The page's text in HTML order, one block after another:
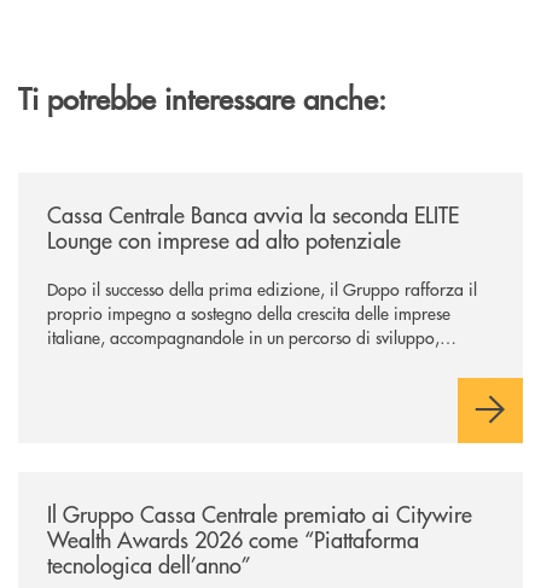
Ti potrebbe interessare anche:
Cassa Centrale Banca avvia la seconda ELITE
Lounge con imprese ad alto potenziale
Dopo il successo della prima edizione, il Gruppo rafforza il
proprio impegno a sostegno della crescita delle imprese
italiane, accompagnandole in un percorso di sviluppo,
Il Gruppo Cassa Centrale premiato ai Citywire
Wealth Awards 2026 come “Piattaforma
tecnologica dell’anno”